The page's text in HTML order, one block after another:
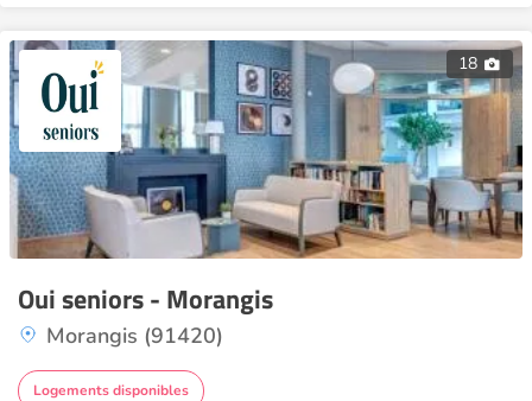
18
Oui seniors - Morangis
Morangis (91420)
Logements disponibles